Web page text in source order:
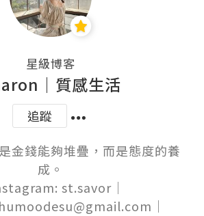
星級博客
｜質感生活
追蹤
金錢能夠堆疊，而是態度的養
成。
st.savor｜
｜